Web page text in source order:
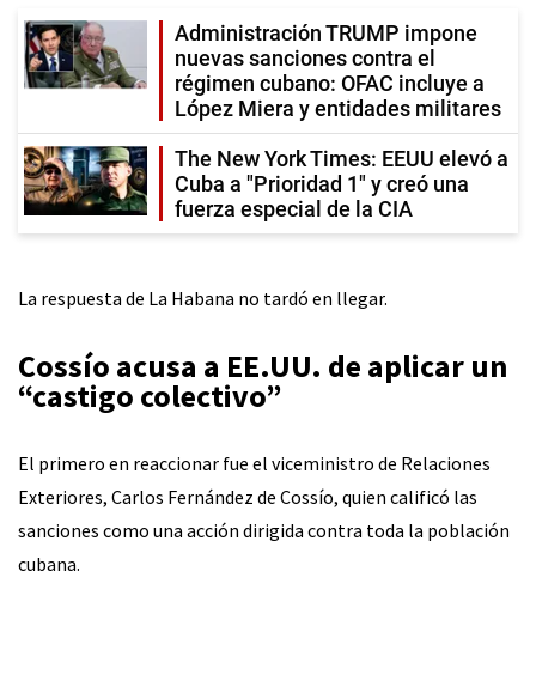
Administración TRUMP impone
nuevas sanciones contra el
régimen cubano: OFAC incluye a
López Miera y entidades militares
The New York Times: EEUU elevó a
Cuba a "Prioridad 1" y creó una
fuerza especial de la CIA
La respuesta de La Habana no tardó en llegar.
Cossío acusa a EE.UU. de aplicar un
“castigo colectivo”
El primero en reaccionar fue el viceministro de Relaciones
Exteriores, Carlos Fernández de Cossío, quien calificó las
sanciones como una acción dirigida contra toda la población
cubana.